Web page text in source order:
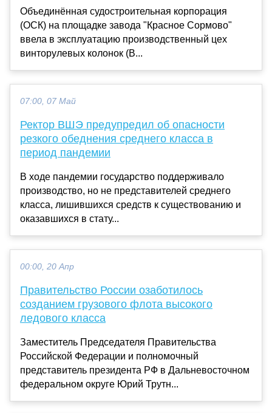
Объединённая судостроительная корпорация
(ОСК) на площадке завода "Красное Сормово"
ввела в эксплуатацию производственный цех
винторулевых колонок (В...
07:00, 07 Май
Ректор ВШЭ предупредил об опасности
резкого обеднения среднего класса в
период пандемии
В ходе пандемии государство поддерживало
производство, но не представителей среднего
класса, лишившихся средств к существованию и
оказавшихся в стату...
00:00, 20 Апр
Правительство России озаботилось
созданием грузового флота высокого
ледового класса
Заместитель Председателя Правительства
Российской Федерации и полномочный
представитель президента РФ в Дальневосточном
федеральном округе Юрий Трутн...